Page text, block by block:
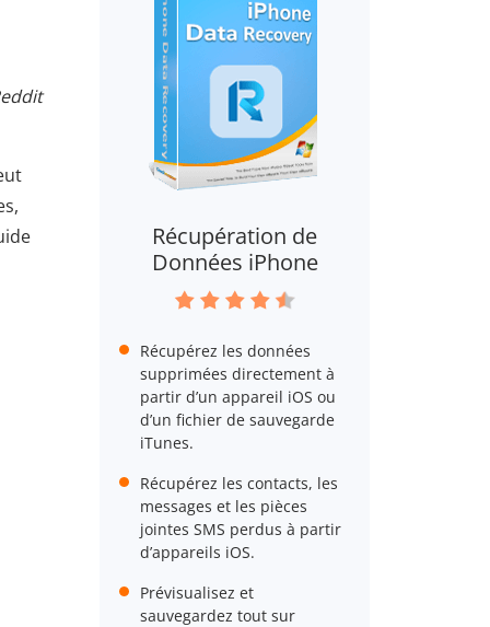
Récupération de
Données iPhone
Récupérez les données
supprimées directement à
partir d’un appareil iOS ou
d’un fichier de sauvegarde
iTunes.
Récupérez les contacts, les
messages et les pièces
jointes SMS perdus à partir
d’appareils iOS.
Prévisualisez et
sauvegardez tout sur